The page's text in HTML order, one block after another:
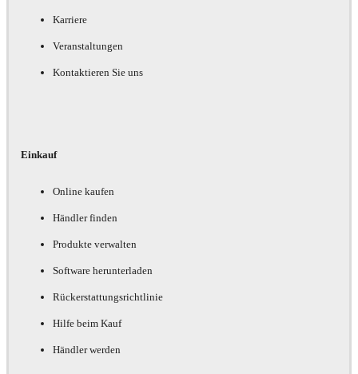
Karriere
Veranstaltungen
Kontaktieren Sie uns
Einkauf
Online kaufen
Händler finden
Produkte verwalten
Software herunterladen
Rückerstattungsrichtlinie
Hilfe beim Kauf
Händler werden